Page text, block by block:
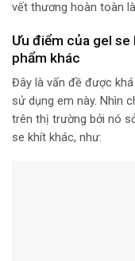
vết thương hoàn toàn
Ưu điểm của gel
phẩm khác
Đây là vấn đề được
sử dụng em này. Nhìn
trên thị trường bởi nó
se khít khác, như: